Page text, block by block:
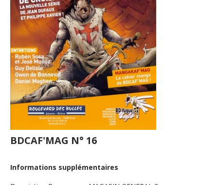
BDCAF'MAG N° 16
Informations supplémentaires